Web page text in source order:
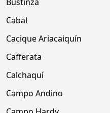
Cabal
Cacique Ariacaiquín
Cafferata
Calchaquí
Campo Andino